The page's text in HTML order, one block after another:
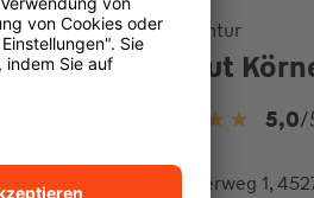
Ihre Agentur
Helmut
5,0/
Mählerweg 1,